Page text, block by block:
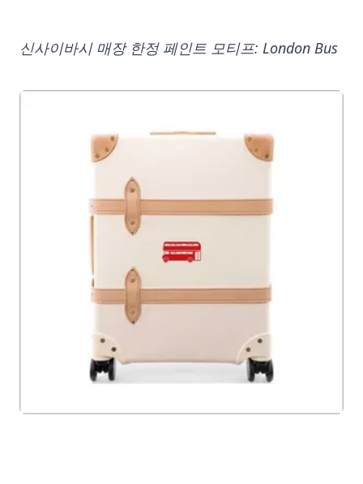
신사이바시 매장 한정 페인트 모티프: London Bus